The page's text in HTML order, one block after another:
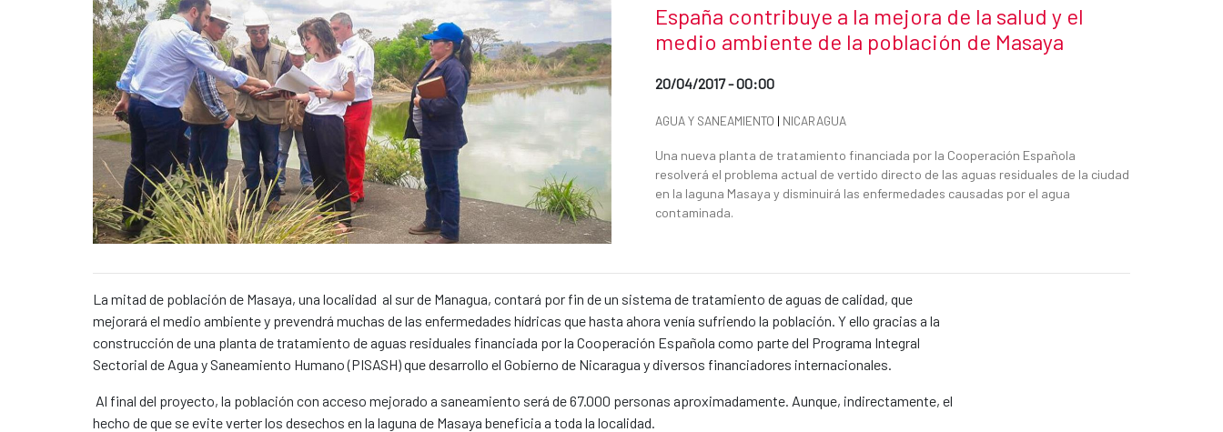
News title
España contribuye a la mejora de la salud y el
medio ambiente de la población de Masaya
Date of publication of the news item
20/04/2017 - 00:00
News categories
AGUA Y SANEAMIENTO | NICARAGUA
Summary of the news
Una nueva planta de tratamiento financiada por la Cooperación Española
resolverá el problema actual de vertido directo de las aguas residuales de la ciudad
en la laguna Masaya y disminuirá las enfermedades causadas por el agua
contaminada.
News content
​La mitad de población de Masaya, una localidad al sur de Managua, contará por fin de un sistema de tratamiento de aguas de calidad, que
mejorará el medio ambiente y prevendrá muchas de las enfermedades hídricas que hasta ahora venía sufriendo la población. Y ello gracias a la
construcción de una planta de tratamiento de aguas residuales financiada por la Cooperación Española como parte del Programa Integral
Sectorial de Agua y Saneamiento Humano (PISASH) que desarrollo el Gobierno de Nicaragua y diversos financiadores internacionales.
Al final del proyecto, la población con acceso mejorado a saneamiento será de 67.000 personas aproximadamente. Aunque, indirectamente, el
hecho de que se evite verter los desechos en la laguna de Masaya beneficia a toda la localidad.